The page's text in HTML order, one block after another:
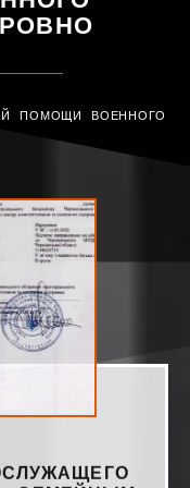
ПОМОЩИ ВОЕННОГО
МЕСТУ